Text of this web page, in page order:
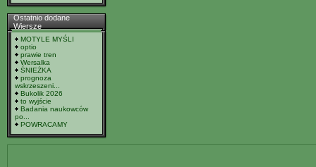
Ostatnio dodane
Wiersze
MOTYLE MYŚLI
optio
prawie tren
Wersalka
ŚNIEŻKA
prognoza
wskrzeszeni...
Bukolik 2026
to wyjście
Badania naukowców
po...
POWRACAMY